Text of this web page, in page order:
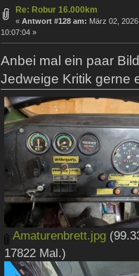
Re: Robur 16.000km
« Antwort #128 am: März 02,
10:07:04 »
Anbei mal ein paar
Jedweige Kritik gerne
Amaturenbrett.jpg
17822 Mal.)